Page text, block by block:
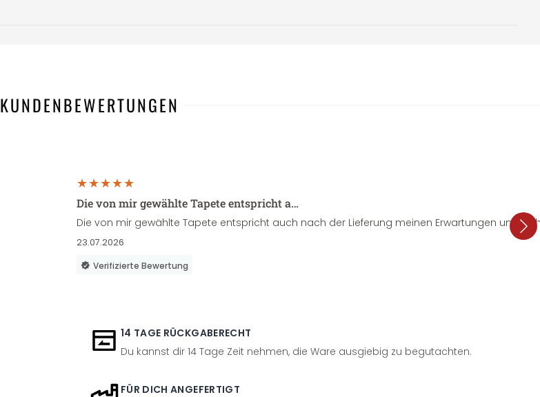
KUNDENBEWERTUNGEN
Die von mir gewählte Tapete entspricht a…
Die von mir gewählte Tapete entspricht auch nach der Lieferung meinen Erwartungen und
23.07.2026
Verifizierte Bewertung
14 TAGE RÜCKGABERECHT
Du kannst dir 14 Tage Zeit nehmen, die Ware ausgiebig zu begutachten.
FÜR DICH ANGEFERTIGT